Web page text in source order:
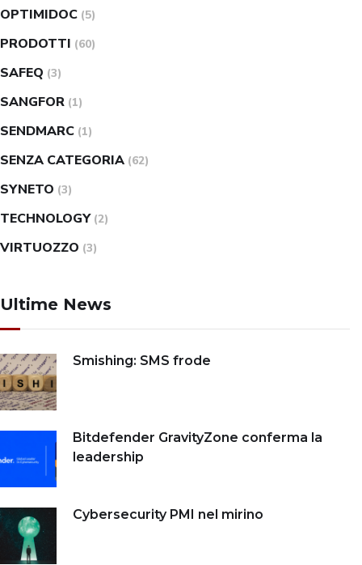
OPTIMIDOC (5)
PRODOTTI (60)
SAFEQ (3)
SANGFOR (1)
SENDMARC (1)
SENZA CATEGORIA (62)
SYNETO (3)
TECHNOLOGY (2)
VIRTUOZZO (3)
Ultime News
Smishing: SMS frode
Bitdefender GravityZone conferma la
leadership
Cybersecurity PMI nel mirino